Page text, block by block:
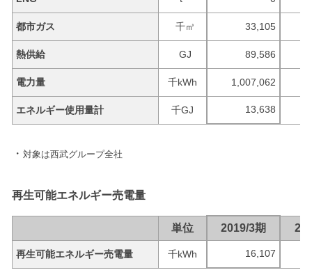
都市ガス 千㎥ 33,105
熱供給 GJ 89,586
電力量 千kWh 1,007,062
エネルギー使用量計 千GJ 13,638
対象は西武グループ全社
再生可能エネルギー売電量
単位 2019/3期
再生可能エネルギー売電量 千kWh 16,107